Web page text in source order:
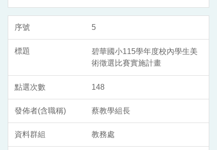
5
碧華國小115學年度校內學生美
術徵選比賽實施計畫
148
蔡教學組長
教務處